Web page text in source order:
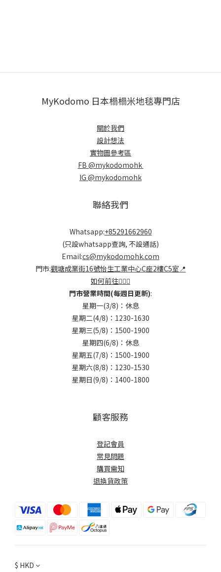
MyKodomo 日本榻榻米地毯專門店
關於我們
設計想法
實物圖參考區
FB @mykodomohk
IG @mykodomohk
聯絡我們
Whatsapp:+85291662960
(只設whatsapp查詢, 不設通話)
Email:cs@mykodomohk.com
門市:觀塘成業街16號怡生工業中心C座2樓C5室📍
如何前往🏃🏻‍♂️
門市營業時間(每週日更新):
星期一(3/8)：休息
星期二(4/8)：1230-1630
星期三(5/8)：1500-1900
星期四(6/8)：休息
星期五(7/8)：1500-1900
星期六(8/8)：1230-1530
星期日(9/8)：1400-1800
顧客服務
登記會員
常見問題
購買需知
退換貨政策
$ HKD